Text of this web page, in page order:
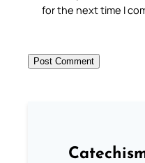
for the next time I